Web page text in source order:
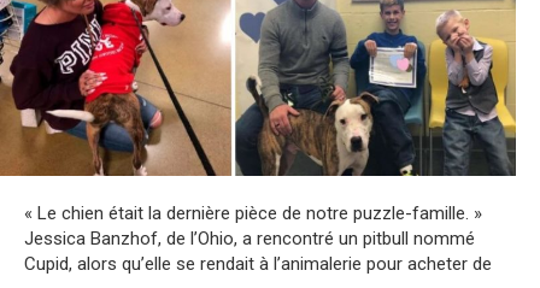
« Le chien était la dernière pièce de notre puzzle-famille. »
Jessica Banzhof, de l’Ohio, a rencontré un pitbull nommé
Cupid, alors qu’elle se rendait à l’animalerie pour acheter de